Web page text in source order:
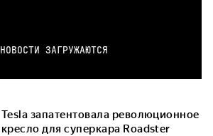
НОВОСТИ ЗАГРУЖАЮТСЯ
Tesla запатентовала революционное
кресло для суперкара Roadster